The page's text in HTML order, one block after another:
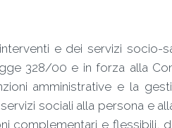
e dei servizi socio-
328/00 e in forza alla
amministrative e la
sociali alla persona e
complementari e flessibili,